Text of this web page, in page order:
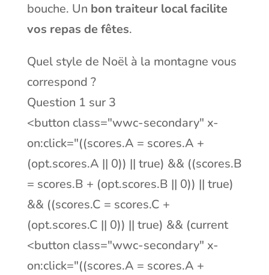
bouche. Un bon traiteur local facilite
vos repas de fêtes.
Quel style de Noël à la montagne vous
correspond ?
Question 1 sur 3
<button class="wwc-secondary" x-
on:click="((scores.A = scores.A +
(opt.scores.A || 0)) || true) && ((scores.B
= scores.B + (opt.scores.B || 0)) || true)
&& ((scores.C = scores.C +
(opt.scores.C || 0)) || true) && (current
<button class="wwc-secondary" x-
on:click="((scores.A = scores.A +